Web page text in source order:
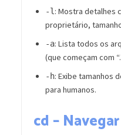
-l : Mostra detalhes
proprietário,
-a: Lista todos os
(que começam com
-h: Exibe tamanhos
para humanos.
cd –